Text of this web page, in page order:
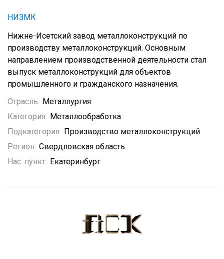
НИЗМК
Нижне-Исетский завод металлоконструкций по
производству металлоконструкций. Основным
направлением производственной деятельности стал
выпуск металлоконструкций для объектов
промышленного и гражданского назначения.
Отрасль: Металлургия
Категория: Металлообработка
Подкатегория: Производство металлоконструкций
Регион: Свердловская область
Нас. пункт: Екатеринбург